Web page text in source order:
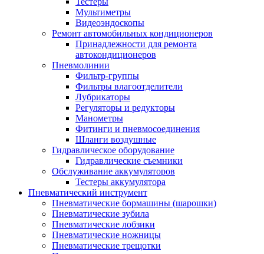
Мультиметры
Видеоэндоскопы
Ремонт автомобильных кондиционеров
Принадлежности для ремонта
автокондиционеров
Пневмолинии
Фильтр-группы
Фильтры влагоотделители
Лубрикаторы
Регуляторы и редукторы
Манометры
Фитинги и пневмосоединения
Шланги воздушные
Гидравлическое оборудование
Гидравлические съемники
Обслуживание аккумуляторов
Тестеры аккумулятора
Пневматический инструмент
Пневматические бормашины (шарошки)
Пневматические зубила
Пневматические лобзики
Пневматические ножницы
Пневматические трещотки